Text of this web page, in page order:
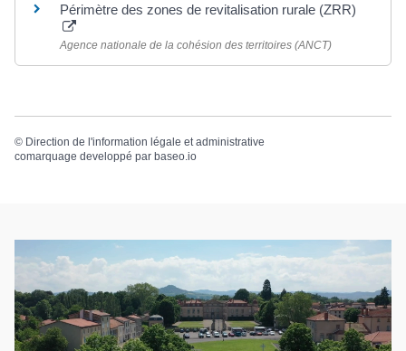
Périmètre des zones de revitalisation rurale (ZRR)
Agence nationale de la cohésion des territoires (ANCT)
© Direction de l'information légale et administrative
comarquage developpé par baseo.io